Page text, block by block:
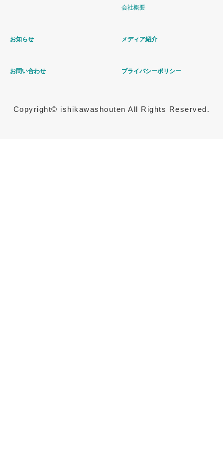
会社概要
お知らせ メディア紹介
お問い合わせ プライバシーポリシー
Copyright© ishikawashouten All Rights Reserved.